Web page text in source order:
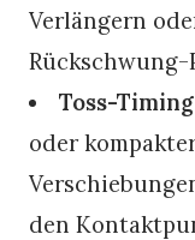
Verlängern
Rückschwung-
Toss-
oder
den